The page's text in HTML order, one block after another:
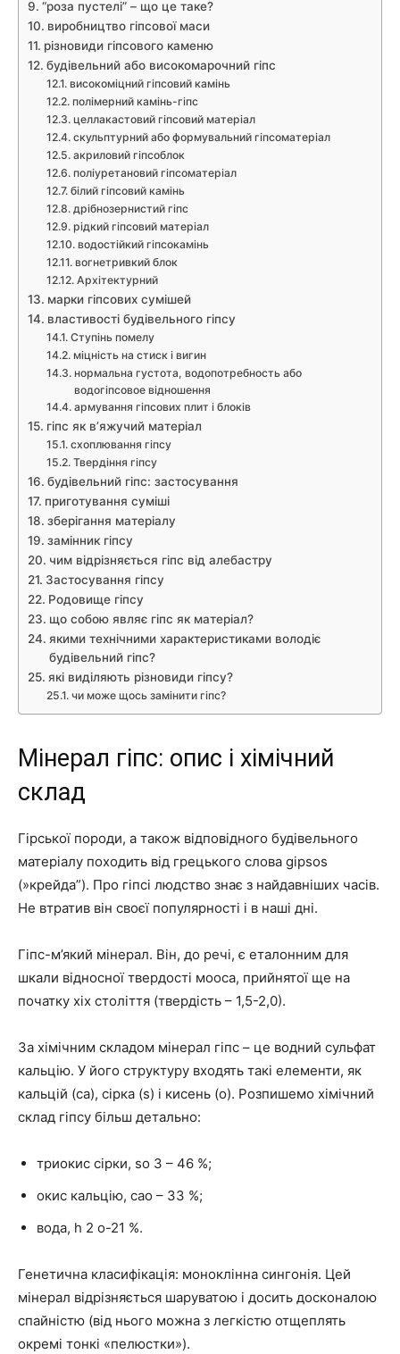
“роза пустелі” – що це таке?
виробництво гіпсової маси
різновиди гіпсового каменю
будівельний або високомарочний гіпс
високоміцний гіпсовий камінь
полімерний камінь-гіпс
целлакастовий гіпсовий матеріал
скульптурний або формувальний гіпсоматеріал
акриловий гіпсоблок
поліуретановий гіпсоматеріал
білий гіпсовий камінь
дрібнозернистий гіпс
рідкий гіпсовий матеріал
водостійкий гіпсокамінь
вогнетривкий блок
Архітектурний
марки гіпсових сумішей
властивості будівельного гіпсу
Ступінь помелу
міцність на стиск і вигин
нормальна густота, водопотребность або
водогіпсовое відношення
армування гіпсових плит і блоків
гіпс як в’яжучий матеріал
схоплювання гіпсу
Твердіння гіпсу
будівельний гіпс: застосування
приготування суміші
зберігання матеріалу
замінник гіпсу
чим відрізняється гіпс від алебастру
Застосування гіпсу
Родовище гіпсу
що собою являє гіпс як матеріал?
якими технічними характеристиками володіє
будівельний гіпс?
які виділяють різновиди гіпсу?
чи може щось замінити гіпс?
Мінерал гіпс: опис і хімічний
склад
Гірської породи, а також відповідного будівельного
матеріалу походить від грецького слова gipsos
(»крейда”). Про гіпсі людство знає з найдавніших часів.
Не втратив він своєї популярності і в наші дні.
Гіпс-м’який мінерал. Він, до речі, є еталонним для
шкали відносної твердості мооса, прийнятої ще на
початку xix століття (твердість – 1,5-2,0).
За хімічним складом мінерал гіпс – це водний сульфат
кальцію. У його структуру входять такі елементи, як
кальцій (ca), сірка (s) і кисень (o). Розпишемо хімічний
склад гіпсу більш детально:
триокис сірки, so 3 – 46 %;
окис кальцію, cao – 33 %;
вода, h 2 o-21 %.
Генетична класифікація: моноклінна сингонія. Цей
мінерал відрізняється шаруватою і досить досконалою
спайністю (від нього можна з легкістю отщеплять
окремі тонкі «пелюстки»).